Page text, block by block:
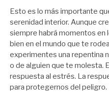
Esto es lo más importante
serenidad interior. Aunque
siempre habrá momentos en
bien en el mundo que te
experimentes una repentina
o de alguien que te molesta.
respuesta al estrés. La
para protegernos del